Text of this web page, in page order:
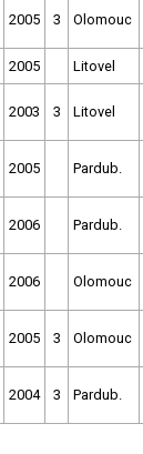
2005 3 Olomouc
2005 Litovel
2003 3 Litovel
2005 Pardub.
2006 Pardub.
2006 Olomouc
2005 3 Olomouc
2004 3 Pardub.